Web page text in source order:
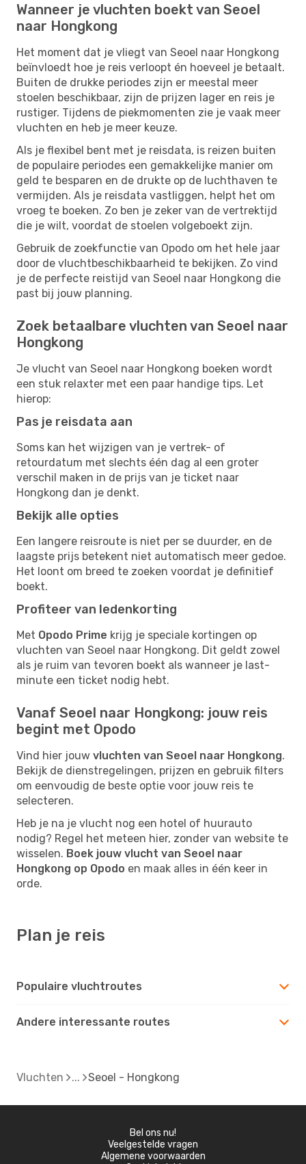
Wanneer je vluchten boekt van Seoel
naar Hongkong
Het moment dat je vliegt van Seoel naar Hongkong
beïnvloedt hoe je reis verloopt én hoeveel je betaalt.
Buiten de drukke periodes zijn er meestal meer
stoelen beschikbaar, zijn de prijzen lager en reis je
rustiger. Tijdens de piekmomenten zie je vaak meer
vluchten en heb je meer keuze.
Als je flexibel bent met je reisdata, is reizen buiten
de populaire periodes een gemakkelijke manier om
geld te besparen en de drukte op de luchthaven te
vermijden. Als je reisdata vastliggen, helpt het om
vroeg te boeken. Zo ben je zeker van de vertrektijd
die je wilt, voordat de stoelen volgeboekt zijn.
Gebruik de zoekfunctie van Opodo om het hele jaar
door de vluchtbeschikbaarheid te bekijken. Zo vind
je de perfecte reistijd van Seoel naar Hongkong die
past bij jouw planning.
Zoek betaalbare vluchten van Seoel naar
Hongkong
Je vlucht van Seoel naar Hongkong boeken wordt
een stuk relaxter met een paar handige tips. Let
hierop:
Pas je reisdata aan
Soms kan het wijzigen van je vertrek- of
retourdatum met slechts één dag al een groter
verschil maken in de prijs van je ticket naar
Hongkong dan je denkt.
Bekijk alle opties
Een langere reisroute is niet per se duurder, en de
laagste prijs betekent niet automatisch meer gedoe.
Het loont om breed te zoeken voordat je definitief
boekt.
Profiteer van ledenkorting
Met Opodo Prime krijg je speciale kortingen op
vluchten van Seoel naar Hongkong. Dit geldt zowel
als je ruim van tevoren boekt als wanneer je last-
minute een ticket nodig hebt.
Vanaf Seoel naar Hongkong: jouw reis
begint met Opodo
Vind hier jouw vluchten van Seoel naar Hongkong.
Bekijk de dienstregelingen, prijzen en gebruik filters
om eenvoudig de beste optie voor jouw reis te
selecteren.
Heb je na je vlucht nog een hotel of huurauto
nodig? Regel het meteen hier, zonder van website te
wisselen. Boek jouw vlucht van Seoel naar
Hongkong op Opodo en maak alles in één keer in
orde.
Plan je reis
Populaire vluchtroutes
Andere interessante routes
Vluchten Seoel - Hongkong
Bel ons nu!
Veelgestelde vragen
Algemene voorwaarden